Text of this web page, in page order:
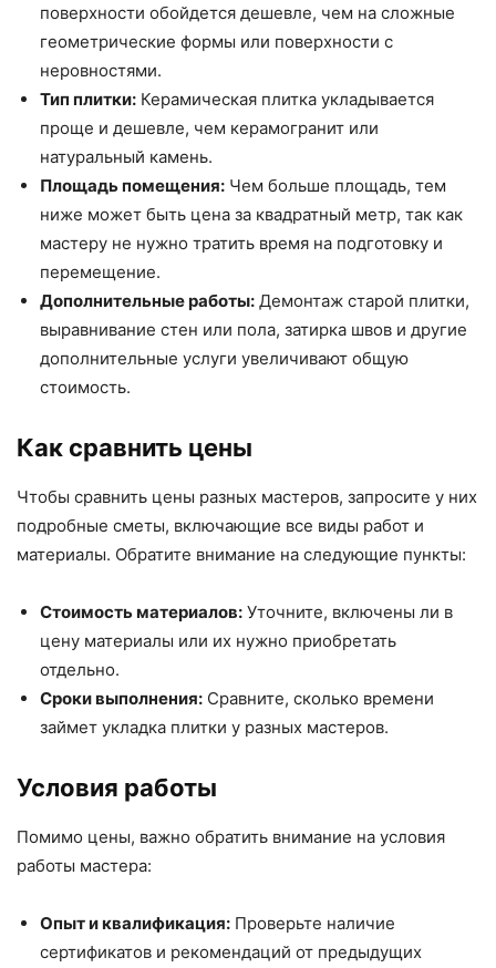
поверхности обойдется дешевле, чем на сложные
геометрические формы или поверхности с
неровностями.
Тип плитки: Керамическая плитка укладывается
проще и дешевле, чем керамогранит или
натуральный камень.
Площадь помещения: Чем больше площадь, тем
ниже может быть цена за квадратный метр, так как
мастеру не нужно тратить время на подготовку и
перемещение.
Дополнительные работы: Демонтаж старой плитки,
выравнивание стен или пола, затирка швов и другие
дополнительные услуги увеличивают общую
стоимость.
Как сравнить цены
Чтобы сравнить цены разных мастеров, запросите у них
подробные сметы, включающие все виды работ и
материалы. Обратите внимание на следующие пункты:
Стоимость материалов: Уточните, включены ли в
цену материалы или их нужно приобретать
отдельно.
Сроки выполнения: Сравните, сколько времени
займет укладка плитки у разных мастеров.
Условия работы
Помимо цены, важно обратить внимание на условия
работы мастера:
Опыт и квалификация: Проверьте наличие
сертификатов и рекомендаций от предыдущих